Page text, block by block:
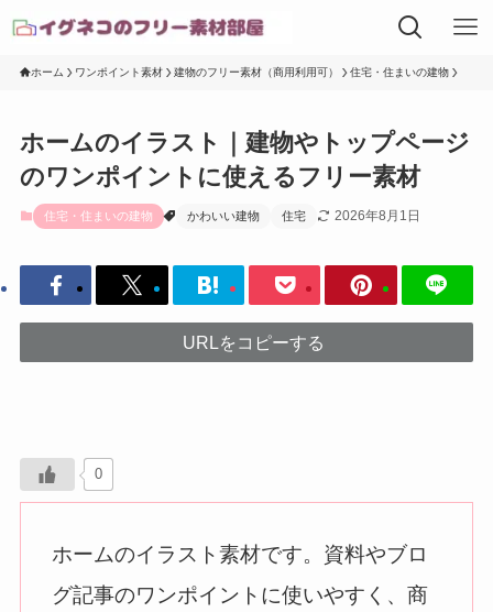
ホーム ワンポイント素材 建物のフリー素材（商用利用可） 住宅・住まいの建物
ホームのイラスト｜建物やトップページ
のワンポイントに使えるフリー素材
住宅・住まいの建物 かわいい建物 住宅 2026年8月1日
URLをコピーする
0
ホームのイラスト素材です。資料やブロ
グ記事のワンポイントに使いやすく、商